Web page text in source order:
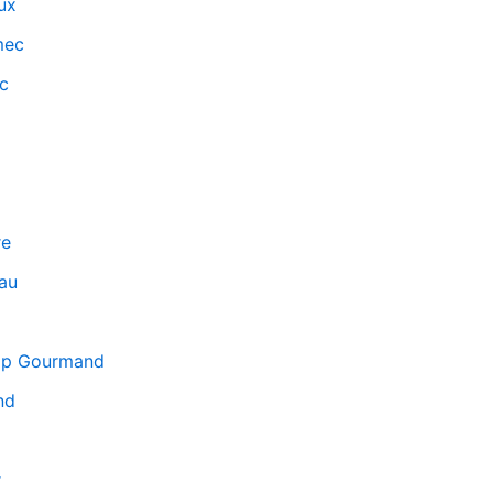
Gourmand